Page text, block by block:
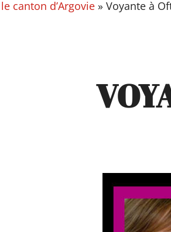
canton d’Argovie » Voyante à